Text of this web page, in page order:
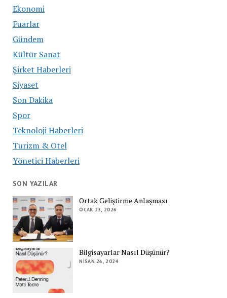
Ekonomi
Fuarlar
Gündem
Kültür Sanat
Şirket Haberleri
Siyaset
Son Dakika
Spor
Teknoloji Haberleri
Turizm & Otel
Yönetici Haberleri
SON YAZILAR
Ortak Geliştirme Anlaşması
OCAK 23, 2026
Bilgisayarlar Nasıl Düşünür?
NISAN 26, 2024